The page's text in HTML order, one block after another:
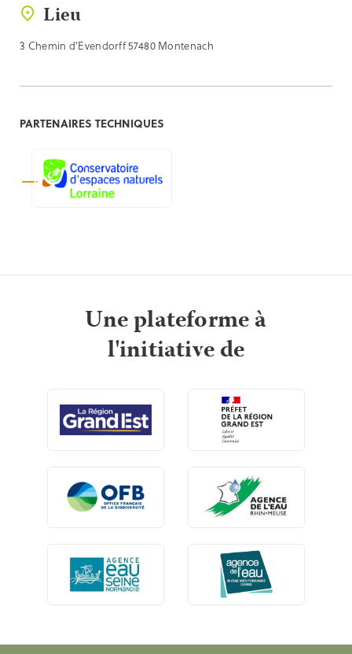
Lieu
3 Chemin d'Evendorff 57480 Montenach
PARTENAIRES TECHNIQUES
Une plateforme à
l'initiative de